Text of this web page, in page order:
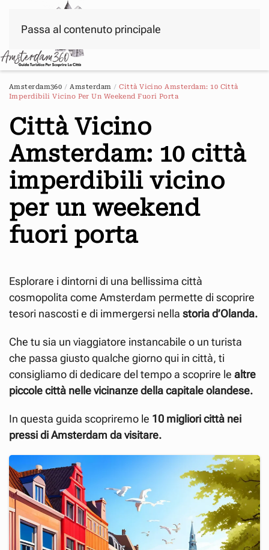
Passa al contenuto principale
Amsterdam360 Amsterdam
Città Vicino Amsterdam: 10 Città
Imperdibili Vicino Per Un Weekend Fuori Porta
Città Vicino
Amsterdam: 10 città
imperdibili vicino
per un weekend
fuori porta
Esplorare i dintorni di una bellissima città
cosmopolita come Amsterdam permette di scoprire
tesori nascosti e di immergersi nella storia d’Olanda.
Che tu sia un viaggiatore instancabile o un turista
che passa giusto qualche giorno qui in città, ti
consigliamo di dedicare del tempo a scoprire le altre
piccole città nelle vicinanze della capitale olandese.
In questa guida scopriremo le 10 migliori città nei
pressi di Amsterdam da visitare.